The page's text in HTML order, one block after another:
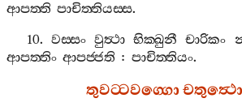
ආපත‍්ති පාචිත‍්තියස‍්ස.
10. වස‍්සං වුත්‍ථා භික‍්ඛුනී චාරිකං
ආපත‍්තිං ආපජ‍්ජති : පාචිත‍්තියං.
තුවට‍්ටවග‍්ගොචතුත්‍ථො